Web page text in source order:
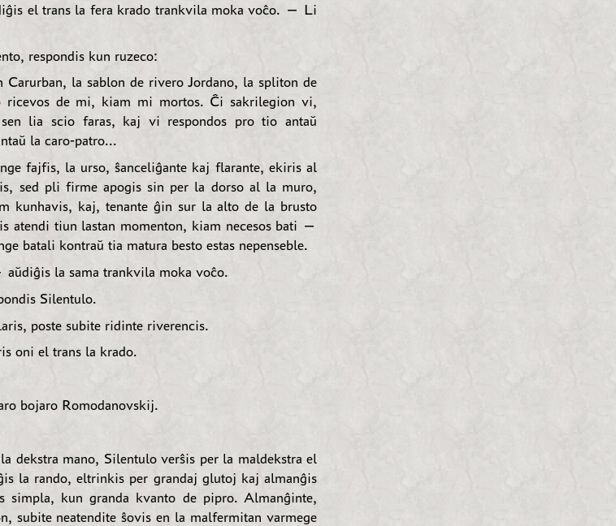
el trans la fera krado trankvila moka voĉo. — Li
respondis kun ruzeco:
la sablon de rivero Jordano, la spliton de
ricevos de mi, kiam mi mortos. Ĉi sakrilegion vi,
lia scio faras, kaj vi respondos pro tio antaŭ
la caro-patro...
fajfis, la urso, ŝanceliĝante kaj flarante, ekiris al
sed pli firme apogis sin per la dorso al la muro,
kunhavis, kaj, tenante ĝin sur la alto de la brusto
atendi tiun lastan momenton, kiam necesos bati —
batali kontraŭ tia matura besto estas nepenseble.
la sama trankvila moka voĉo.
Silentulo.
poste subite ridinte riverencis.
oni el trans la krado.
bojaro Romodanovskij.
dekstra mano, Silentulo verŝis per la maldekstra el
la rando, eltrinkis per grandaj glutoj kaj almanĝis
simpla, kun granda kvanto de pipro. Almanĝinte,
subite neatendite ŝovis en la malfermitan varmege